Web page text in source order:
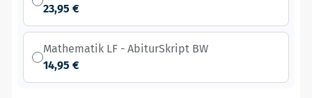
23,95 €
Mathematik LF - AbiturSkript BW
14,95 €